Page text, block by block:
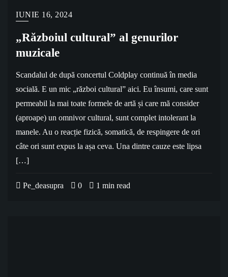
IUNIE 16, 2024
„Războiul cultural” al genurilor
muzicale
Scandalul de după concertul Coldplay continuă în media
socială. E un mic „război cultural” aici. Eu însumi, care sunt
permeabil la mai toate formele de artă și care mă consider
(aproape) un omnivor cultural, sunt complet intolerant la
manele. Au o reacție fizică, somatică, de respingere de ori
câte ori sunt expus la așa ceva. Una dintre cauze este lipsa
[…]
Pe_deasupra 0 1 min read